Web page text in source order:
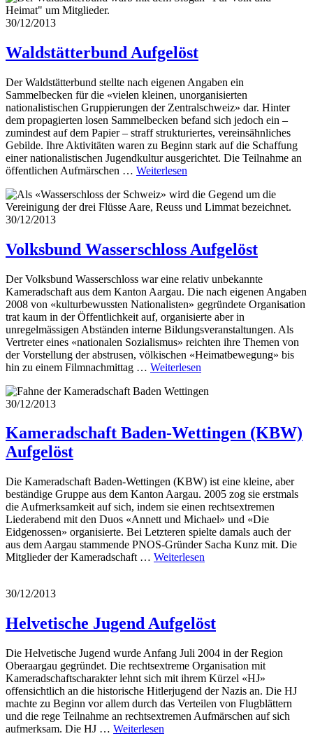
30/12/2013
Waldstätterbund Aufgelöst
Der Waldstätterbund stellte nach eigenen Angaben ein
Sammelbecken für die «vielen kleinen, unorganisierten
nationalistischen Gruppierungen der Zentralschweiz» dar. Hinter
dem propagierten losen Sammelbecken befand sich jedoch ein –
zumindest auf dem Papier – straff strukturiertes, vereinsähnliches
Gebilde. Ihre Aktivitäten waren zu Beginn stark auf die Schaffung
einer nationalistischen Jugendkultur ausgerichtet. Die Teilnahme an
öffentlichen Aufmärschen … Weiterlesen
30/12/2013
Volksbund Wasserschloss Aufgelöst
Der Volksbund Wasserschloss war eine relativ unbekannte
Kameradschaft aus dem Kanton Aargau. Die nach eigenen Angaben
2008 von «kulturbewussten Nationalisten» gegründete Organisation
trat kaum in der Öffentlichkeit auf, organisierte aber in
unregelmässigen Abständen interne Bildungsveranstaltungen. Als
Vertreter eines «nationalen Sozialismus» reichten ihre Themen von
der Vorstellung der abstrusen, völkischen «Heimatbewegung» bis
hin zu einem Filmnachmittag … Weiterlesen
30/12/2013
Kameradschaft Baden-Wettingen (KBW)
Aufgelöst
Die Kameradschaft Baden-Wettingen (KBW) ist eine kleine, aber
beständige Gruppe aus dem Kanton Aargau. 2005 zog sie erstmals
die Aufmerksamkeit auf sich, indem sie einen rechtsextremen
Liederabend mit den Duos «Annett und Michael» und «Die
Eidgenossen» organisierte. Bei Letzteren spielte damals auch der
aus dem Aargau stammende PNOS-Gründer Sacha Kunz mit. Die
Mitglieder der Kameradschaft … Weiterlesen
30/12/2013
Helvetische JugendAufgelöst
Die Helvetische Jugend wurde Anfang Juli 2004 in der Region
Oberaargau gegründet. Die rechtsextreme Organisation mit
Kameradschaftscharakter lehnt sich mit ihrem Kürzel «HJ»
offensichtlich an die historische Hitlerjugend der Nazis an. Die HJ
machte zu Beginn vor allem durch das Verteilen von Flugblättern
und die rege Teilnahme an rechtsextremen Aufmärschen auf sich
aufmerksam. Die HJ … Weiterlesen